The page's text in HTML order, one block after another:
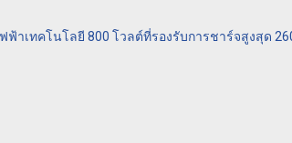
ฟ้าเทคโนโลยี 800 โวลต์ที่รองรับการชาร์จสูงสุด